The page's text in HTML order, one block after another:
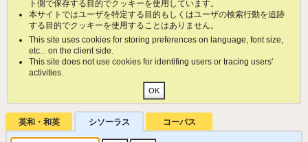
ト側で保存する目的でクッキーを使用しています。
本サイトではユーザを特定する目的もしくはユーザの検索行動を追跡
する目的でクッキーを使用することはありません。
This site uses cookies for storing preferences on language, font size,
etc... on the client side.
This site does not use cookies for identifing users or tracing users'
activities.
英和・和英 シソーラス コーパス